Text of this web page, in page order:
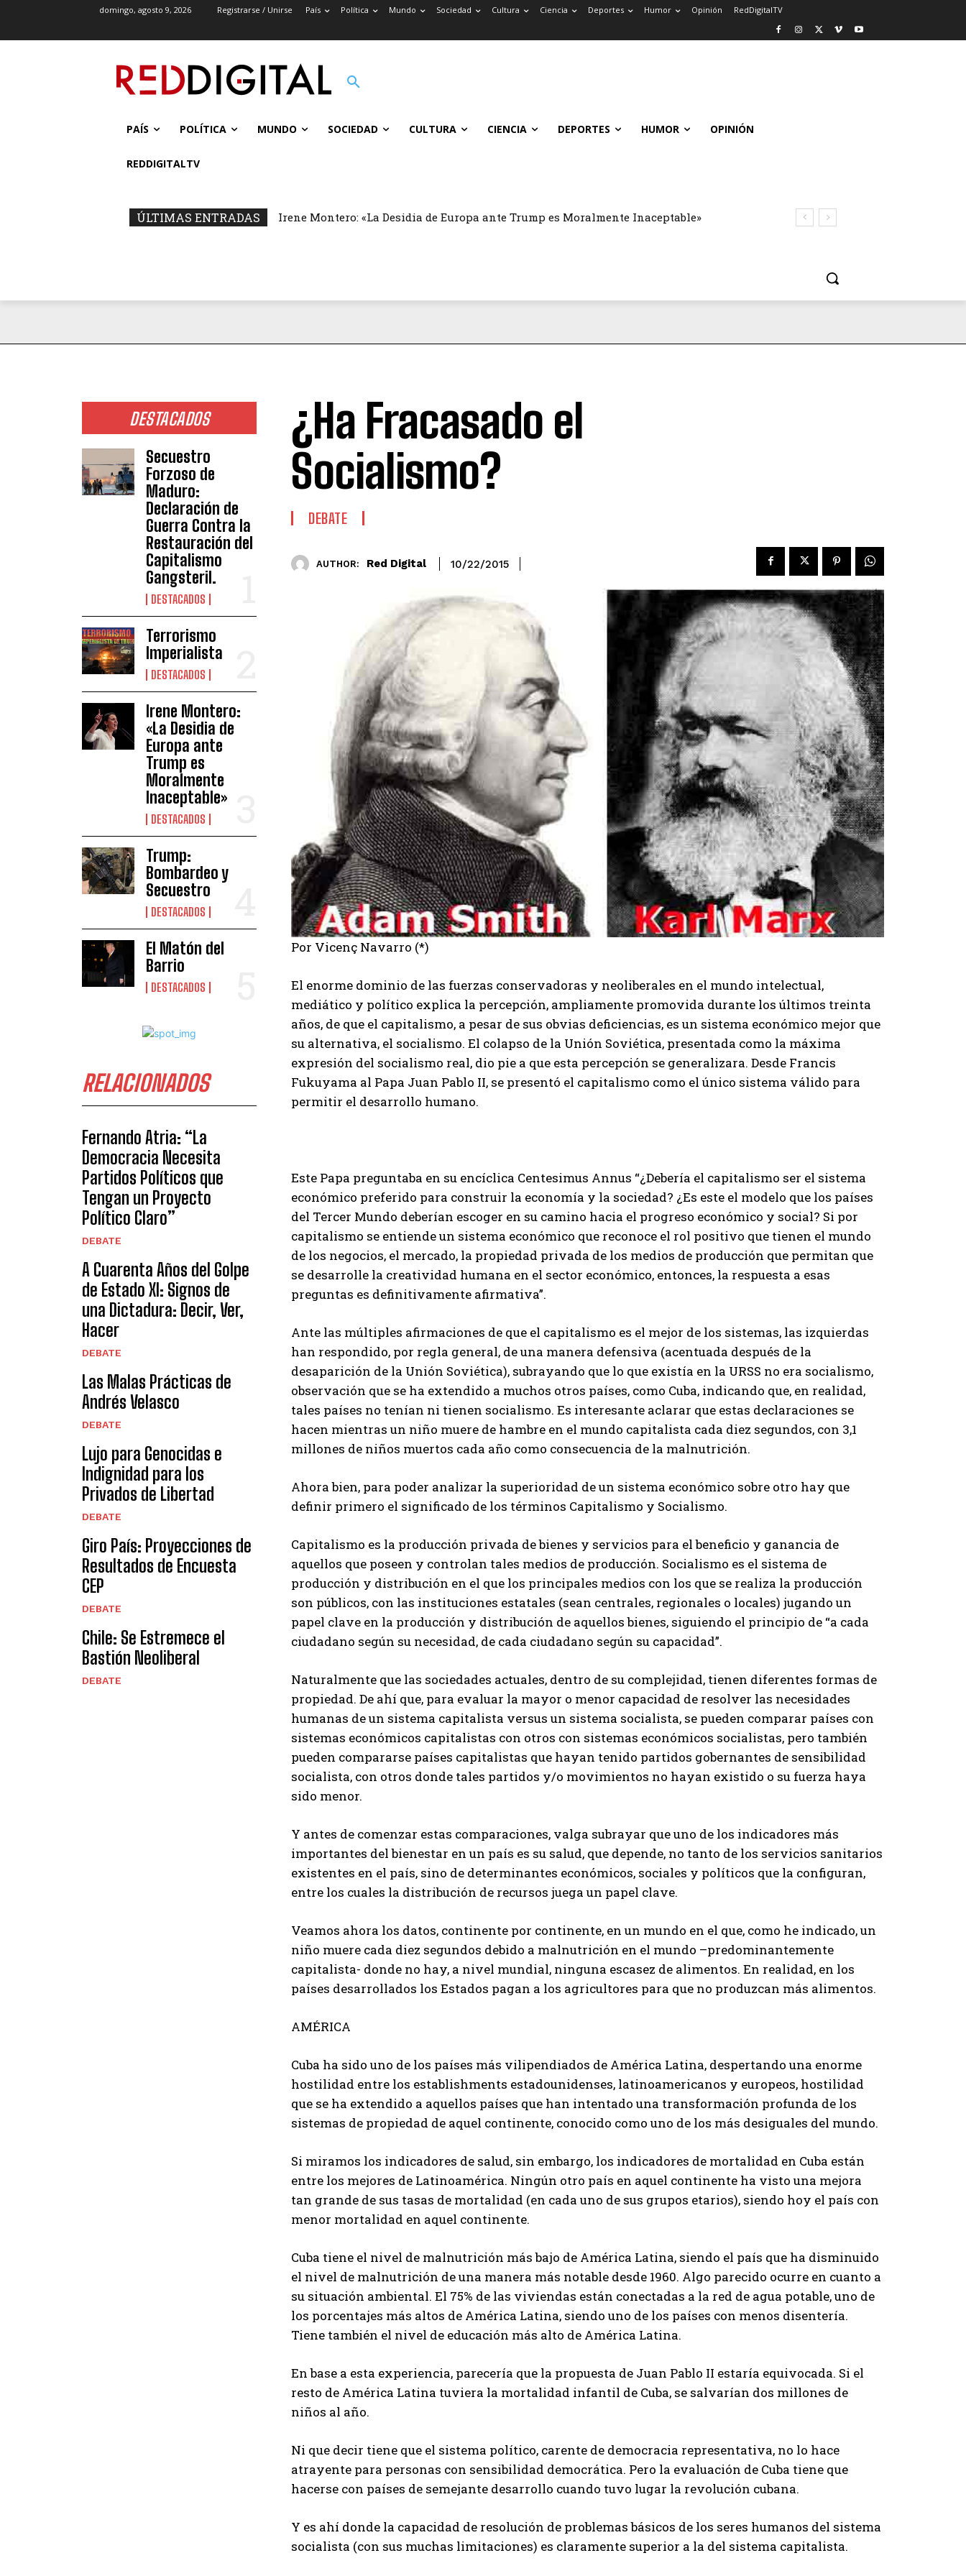
domingo, agosto 9, 2026 Registrarse / Unirse País Política Mundo Sociedad Cultura Ciencia Deportes Humor Opinión RedDigitalTV
PAÍS POLÍTICA MUNDO SOCIEDAD CULTURA CIENCIA DEPORTES HUMOR OPINIÓN
REDDIGITALTV
ÚLTIMAS ENTRADAS Irene Montero: «La Desidia de Europa ante Trump es Moralmente Inaceptable»
DESTACADOS
Secuestro
Forzoso de
Maduro:
Declaración de
Guerra Contra la
Restauración del
Capitalismo
Gangsteril.
DESTACADOS
Terrorismo
Imperialista
DESTACADOS
Irene Montero:
«La Desidia de
Europa ante
Trump es
Moralmente
Inaceptable»
DESTACADOS
Trump:
Bombardeo y
Secuestro
DESTACADOS
El Matón del
Barrio
DESTACADOS
RELACIONADOS
Fernando Atria: “La
Democracia Necesita
Partidos Políticos que
Tengan un Proyecto
Político Claro”
DEBATE
A Cuarenta Años del Golpe
de Estado XI: Signos de
una Dictadura: Decir, Ver,
Hacer
DEBATE
Las Malas Prácticas de
Andrés Velasco
DEBATE
Lujo para Genocidas e
Indignidad para los
Privados de Libertad
DEBATE
Giro País: Proyecciones de
Resultados de Encuesta
CEP
DEBATE
Chile: Se Estremece el
Bastión Neoliberal
DEBATE
¿Ha Fracasado el
Socialismo?
DEBATE
AUTHOR: Red Digital 10/22/2015
Por Vicenç Navarro (*)
El enorme dominio de las fuerzas conservadoras y neoliberales en el mundo intelectual,
mediático y político explica la percepción, ampliamente promovida durante los últimos treinta
años, de que el capitalismo, a pesar de sus obvias deficiencias, es un sistema económico mejor que
su alternativa, el socialismo. El colapso de la Unión Soviética, presentada como la máxima
expresión del socialismo real, dio pie a que esta percepción se generalizara. Desde Francis
Fukuyama al Papa Juan Pablo II, se presentó el capitalismo como el único sistema válido para
permitir el desarrollo humano.
Este Papa preguntaba en su encíclica Centesimus Annus “¿Debería el capitalismo ser el sistema
económico preferido para construir la economía y la sociedad? ¿Es este el modelo que los países
del Tercer Mundo deberían escoger en su camino hacia el progreso económico y social? Si por
capitalismo se entiende un sistema económico que reconoce el rol positivo que tienen el mundo
de los negocios, el mercado, la propiedad privada de los medios de producción que permitan que
se desarrolle la creatividad humana en el sector económico, entonces, la respuesta a esas
preguntas es definitivamente afirmativa”.
Ante las múltiples afirmaciones de que el capitalismo es el mejor de los sistemas, las izquierdas
han respondido, por regla general, de una manera defensiva (acentuada después de la
desaparición de la Unión Soviética), subrayando que lo que existía en la URSS no era socialismo,
observación que se ha extendido a muchos otros países, como Cuba, indicando que, en realidad,
tales países no tenían ni tienen socialismo. Es interesante aclarar que estas declaraciones se
hacen mientras un niño muere de hambre en el mundo capitalista cada diez segundos, con 3,1
millones de niños muertos cada año como consecuencia de la malnutrición.
Ahora bien, para poder analizar la superioridad de un sistema económico sobre otro hay que
definir primero el significado de los términos Capitalismo y Socialismo.
Capitalismo es la producción privada de bienes y servicios para el beneficio y ganancia de
aquellos que poseen y controlan tales medios de producción. Socialismo es el sistema de
producción y distribución en el que los principales medios con los que se realiza la producción
son públicos, con las instituciones estatales (sean centrales, regionales o locales) jugando un
papel clave en la producción y distribución de aquellos bienes, siguiendo el principio de “a cada
ciudadano según su necesidad, de cada ciudadano según su capacidad”.
Naturalmente que las sociedades actuales, dentro de su complejidad, tienen diferentes formas de
propiedad. De ahí que, para evaluar la mayor o menor capacidad de resolver las necesidades
humanas de un sistema capitalista versus un sistema socialista, se pueden comparar países con
sistemas económicos capitalistas con otros con sistemas económicos socialistas, pero también
pueden compararse países capitalistas que hayan tenido partidos gobernantes de sensibilidad
socialista, con otros donde tales partidos y/o movimientos no hayan existido o su fuerza haya
sido menor.
Y antes de comenzar estas comparaciones, valga subrayar que uno de los indicadores más
importantes del bienestar en un país es su salud, que depende, no tanto de los servicios sanitarios
existentes en el país, sino de determinantes económicos, sociales y políticos que la configuran,
entre los cuales la distribución de recursos juega un papel clave.
Veamos ahora los datos, continente por continente, en un mundo en el que, como he indicado, un
niño muere cada diez segundos debido a malnutrición en el mundo –predominantemente
capitalista- donde no hay, a nivel mundial, ninguna escasez de alimentos. En realidad, en los
países desarrollados los Estados pagan a los agricultores para que no produzcan más alimentos.
AMÉRICA
Cuba ha sido uno de los países más vilipendiados de América Latina, despertando una enorme
hostilidad entre los establishments estadounidenses, latinoamericanos y europeos, hostilidad
que se ha extendido a aquellos países que han intentado una transformación profunda de los
sistemas de propiedad de aquel continente, conocido como uno de los más desiguales del mundo.
Si miramos los indicadores de salud, sin embargo, los indicadores de mortalidad en Cuba están
entre los mejores de Latinoamérica. Ningún otro país en aquel continente ha visto una mejora
tan grande de sus tasas de mortalidad (en cada uno de sus grupos etarios), siendo hoy el país con
menor mortalidad en aquel continente.
Cuba tiene el nivel de malnutrición más bajo de América Latina, siendo el país que ha disminuido
el nivel de malnutrición de una manera más notable desde 1960. Algo parecido ocurre en cuanto a
su situación ambiental. El 75% de las viviendas están conectadas a la red de agua potable, uno de
los porcentajes más altos de América Latina, siendo uno de los países con menos disentería.
Tiene también el nivel de educación más alto de América Latina.
En base a esta experiencia, parecería que la propuesta de Juan Pablo II estaría equivocada. Si el
resto de América Latina tuviera la mortalidad infantil de Cuba, se salvarían dos millones de
niños al año.
Ni que decir tiene que el sistema político, carente de democracia representativa, no lo hace
atrayente para personas con sensibilidad democrática. Pero la evaluación de Cuba tiene que
hacerse con países de semejante desarrollo cuando tuvo lugar la revolución cubana.
Y es ahí donde la capacidad de resolución de problemas básicos de los seres humanos del sistema
socialista (con sus muchas limitaciones) es claramente superior a la del sistema capitalista.